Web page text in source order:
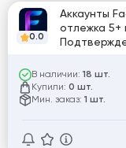
0.0
Аккаунты
отлежка 5+
В наличии: 18 шт.
Купили: 0 шт.
Мин. заказ: 1 шт.